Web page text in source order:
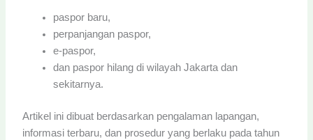
paspor baru,
perpanjangan paspor,
e-paspor,
dan paspor hilang di wilayah Jakarta dan
sekitarnya.
Artikel ini dibuat berdasarkan pengalaman lapangan,
informasi terbaru, dan prosedur yang berlaku pada tahun